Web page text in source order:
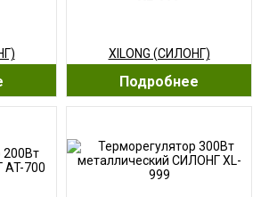
XILONG (СИЛОНГ)
Подробнее